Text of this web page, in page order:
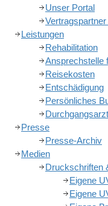
Unser Portal
Leistungen
Rehabilitation
Ansprechstelle
Reisekosten
Entschädigung
Persönliches
Durchgangsarzt
Presse
Presse-Archiv
Medien
Druckschriften
Eigene
Eigene